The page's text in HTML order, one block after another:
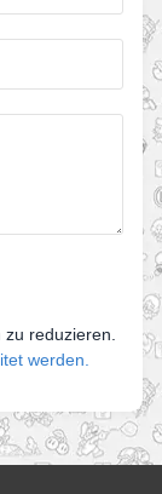
reduzieren.
werden.